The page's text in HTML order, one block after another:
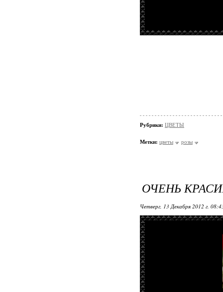
Рубрики: ЦВЕТЫ
Метки: цветы розы
ОЧЕНЬ
Четверг, 13 Декабря 2012 г.